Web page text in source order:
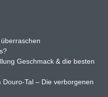
Geschmack & die besten
Tal – Die verborgenen